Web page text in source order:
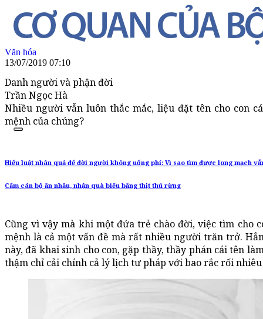
Văn hóa
13/07/2019 07:10
Danh người và phận đời
Trần Ngọc Hà
Nhiều người vẫn luôn thắc mắc, liệu đặt tên cho con
mệnh của chúng?
Hiểu luật nhân quả để đời người không uổng phí: Vì sao tìm được long mạch
Cấm cán bộ ăn nhậu, nhận quà biếu bằng thịt thú rừng
Cũng vì vậy mà khi một đứa trẻ chào đời, việc tìm cho
mệnh là cả một vấn đề mà rất nhiều người trăn trở.
này, đã khai sinh cho con, gặp thầy, thầy phán cái tên
thậm chỉ cải chính cả lý lịch tư pháp với bao rắc rối